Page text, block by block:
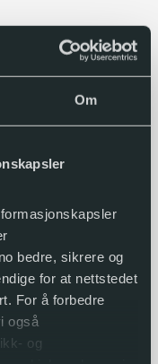
Om
bedre, sikrere og
for at nettstedet
For å forbedre
også
og